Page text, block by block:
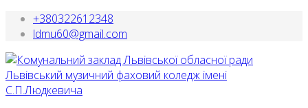
+380322612348
ldmu60@gmail.com